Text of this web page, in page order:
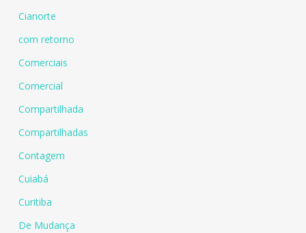
Cianorte
com retorno
Comerciais
Comercial
Compartilhada
Compartilhadas
Contagem
Cuiabá
Curitiba
De Mudança